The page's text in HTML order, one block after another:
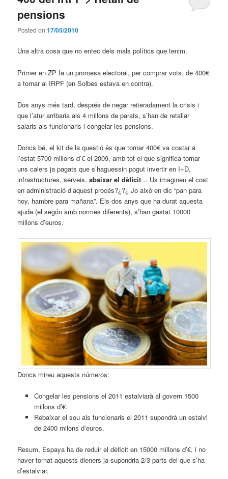
pensions
Posted on17/05/2010
Una altra cosa que no entec dels mals polítics que tenim.
Primer en ZP fa un promesa electoral, per comprar vots, de 400€
a tornar al IRPF (en Solbes estava en contra).
Dos anys més tard, després de negar reiteradament la crisis i
que l’atur arribaria als 4 millons de parats, s’han de retallar
salaris als funcionaris i congelar les pensions.
Doncs bé, el kit de la questió és que tornar 400€ va costar a
l’estat 5700 millons d’€ el 2009, amb tot el que significa tornar
uns calers ja pagats que s’haguessin pogut invertir en I+D,
infrastructures, serveis,abaixar el dèficit… Us imagineu el cost
en administració d’aquest procés?¿?¿ Jo això en dic “pan para
hoy, hambre para mañana”. Els dos anys que ha durat aquesta
ajuda (el segón amb normes diferents), s’han gastat 10000
millons d’euros.
Doncs mireu aquests números:
Congelar les pensions el 2011 estalviarà al govern 1500
millons d’€.
Rebaixar el sou als funcionaris el 2011 supondrà un estalvi
de 2400 milons d’euros.
Resum, Espaya ha de reduir el dèficit en 15000 millons d’€, i no
haver tornat aquests dieners ja supondria 2/3 parts del que s’ha
d’estalviar.